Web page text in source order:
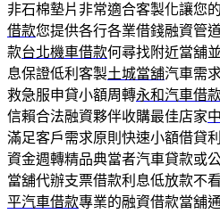
非石棉墊片非常適合客製化讓您
借款您提供各行各業借錢融資管
款台北機車借款何尋找附近當舖
息保證低利客製土城當舖汽車需
救急服申貸小額周轉永和汽車借
信賴合法融資夥伴收購最佳店家
滿足客戶需求原則快速小額借貸
資金週轉精品典當者汽車貸款或
當舖代辦支票借款利息低放款不
平汽車借款專業的融資借款當舖